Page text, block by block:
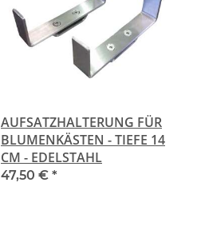
AUFSATZHALTERUNG FÜR
BLUMENKÄSTEN - TIEFE 14
CM - EDELSTAHL
47,50 € *